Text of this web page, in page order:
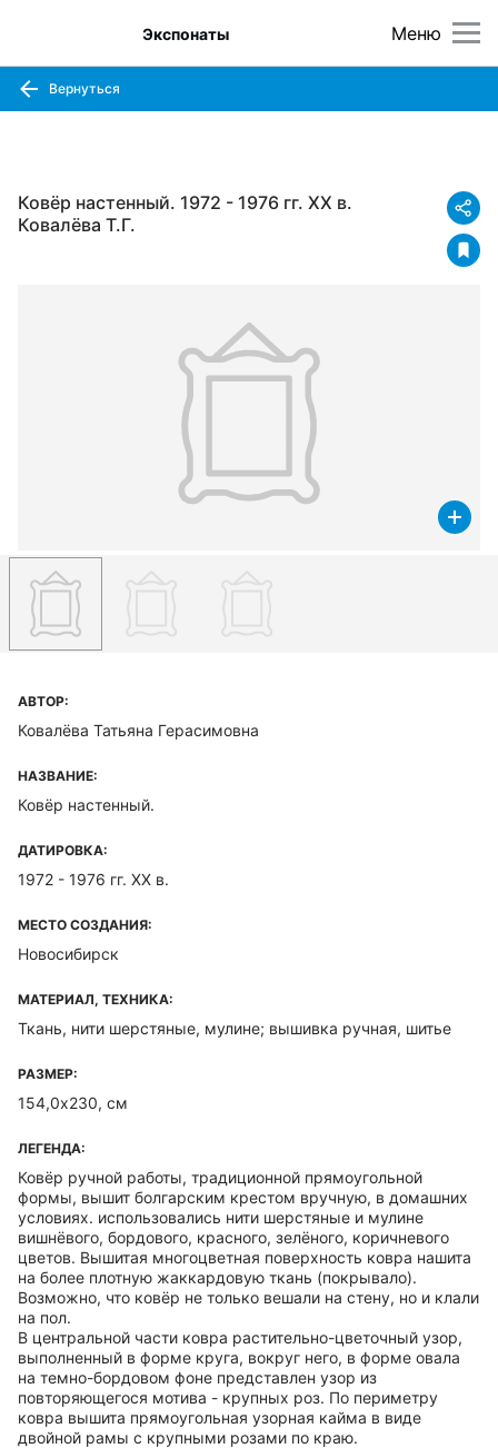
Меню
Экспонаты
Вернуться
Ковёр настенный. 1972 - 1976 гг. ХХ в.
Ковалёва Т.Г.
АВТОР:
Ковалёва Татьяна Герасимовна
НАЗВАНИЕ:
Ковёр настенный.
ДАТИРОВКА:
1972 - 1976 гг. ХХ в.
МЕСТО СОЗДАНИЯ:
Новосибирск
МАТЕРИАЛ, ТЕХНИКА:
Ткань, нити шерстяные, мулине; вышивка ручная, шитье
РАЗМЕР:
154,0х230, см
ЛЕГЕНДА:
Ковёр ручной работы, традиционной прямоугольной
формы, вышит болгарским крестом вручную, в домашних
условиях. использовались нити шерстяные и мулине
вишнёвого, бордового, красного, зелёного, коричневого
цветов. Вышитая многоцветная поверхность ковра нашита
на более плотную жаккардовую ткань (покрывало).
Возможно, что ковёр не только вешали на стену, но и клали
на пол.
В центральной части ковра растительно-цветочный узор,
выполненный в форме круга, вокруг него, в форме овала
на темно-бордовом фоне представлен узор из
повторяющегося мотива - крупных роз. По периметру
ковра вышита прямоугольная узорная кайма в виде
двойной рамы с крупными розами по краю.